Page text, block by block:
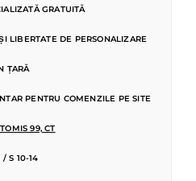
GRATUITĂ
LIBERTATE DE PERSONALIZARE
ȚARĂ
PENTRU COMENZILE PE SITE
99, CT
/ S 10-14